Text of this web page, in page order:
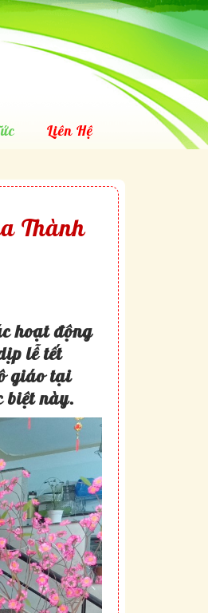
Liên Hệ
Thành
hoạt động
lễ tết
giáo tại
biệt này.